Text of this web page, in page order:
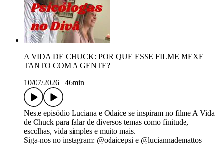
A VIDA DE CHUCK: POR QUE ESSE FILME MEXE
TANTO COM A GENTE?
10/07/2026
46min
Neste episódio Luciana e Odaice se inspiram no filme A Vida
de Chuck para falar de diversos temas como finitude,
escolhas, vida simples e muito mais.
Siga-nos no instagram: @odaicepsi e @luciannademattos